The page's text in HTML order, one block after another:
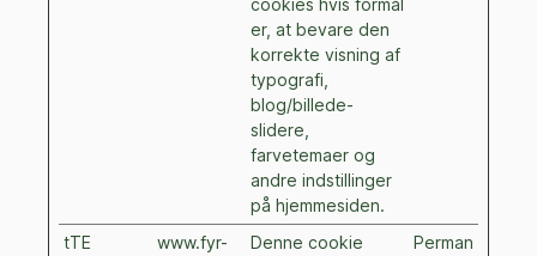
cookies hvis formål
er, at bevare den
korrekte visning af
typografi,
blog/billede-
slidere,
farvetemaer og
andre indstillinger
på hjemmesiden.
tTE
www.fyr-
Denne cookie
Perman